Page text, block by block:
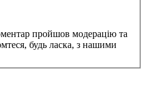
пройшов модерацію та
будь ласка, з нашими